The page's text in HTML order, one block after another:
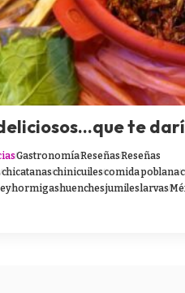
te
GastronomíaReseñasReseñas
chicatanaschinicuilescomida poblana
hormigashuenchesjumileslarvas